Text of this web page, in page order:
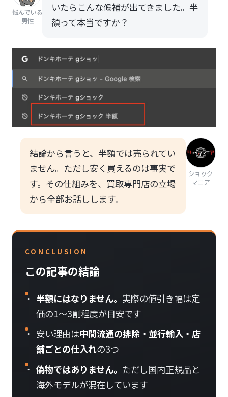
悩んでいる
男性
いたらこんな候補が出てきました。半
額って本当ですか？
ショック
マニア
結論から言うと、半額では売られてい
ません。ただし安く買えるのは事実で
す。その仕組みを、買取専門店の立場
から全部お話しします。
CONCLUSION
この記事の結論
半額にはなりません。 実際の値引き幅は定
価の1〜3割程度が目安です
安い理由は中間流通の排除・並行輸入・店
舗ごとの仕入れの3つ
偽物ではありません。 ただし国内正規品と
海外モデルが混在しています